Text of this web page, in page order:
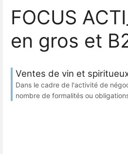
FOCUS
en gros et
Ventes de vin et
Dans le cadre de l'activité de
nombre de formalités ou